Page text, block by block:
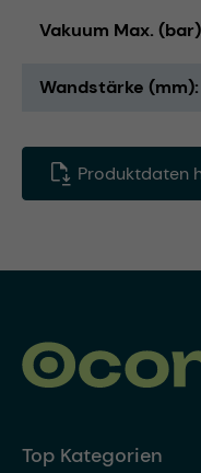
Vakuum Max. (bar)
Wandstärke (mm)
Produktdaten
Top Kategorien